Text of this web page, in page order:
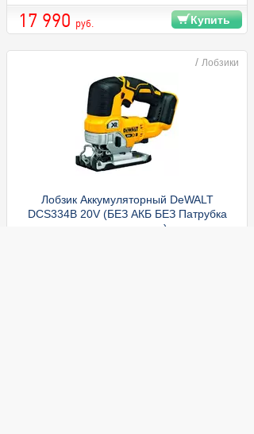
17 990 руб. Купить
/ Лобзики
Лобзик Аккумуляторный DeWALT
DCS334B 20V (БЕЗ АКБ БЕЗ Патрубка
пылеудаления)